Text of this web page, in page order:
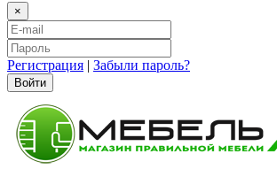
×
Регистрация | Забыли пароль?
Войти